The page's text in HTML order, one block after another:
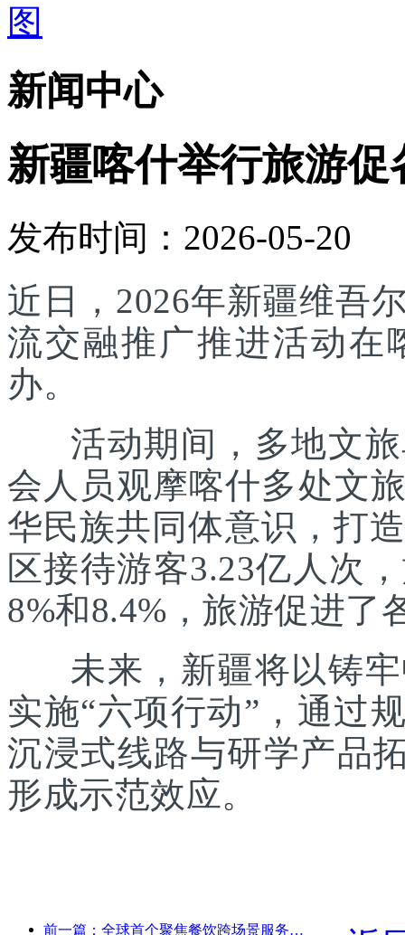
新闻中心
新疆喀什举行旅游
发布时间：2026-05-20
近日，2026年新疆维吾
流交融推广推进活动在
办。
活动期间，多地文旅
会人员观摩喀什多处文
华民族共同体意识，打
区接待游客3.23亿人次
8%和8.4%，旅游促进了
未来，新疆将以铸牢
实施“六项行动”，通过
沉浸式线路与研学产品
形成示范效应。
前一篇：全球首个聚焦餐饮跨场景服务的人形机器人发布